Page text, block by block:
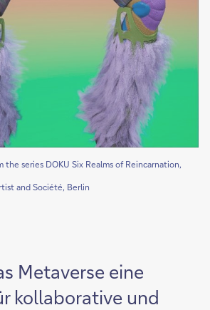
the series DOKU Six Realms of Reincarnation,
and Société, Berlin
Metaverse eine
kollaborative und